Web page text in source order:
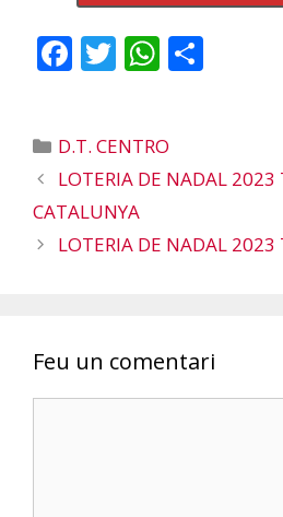
F
b
o
o
k
T
er
W
s
A
p
p
ar
te
ix
Categories
D.T. CENTRO
LOTERIA DE NADAL 2023
CATALUNYA
LOTERIA DE NADAL 2023
Feu un comentari